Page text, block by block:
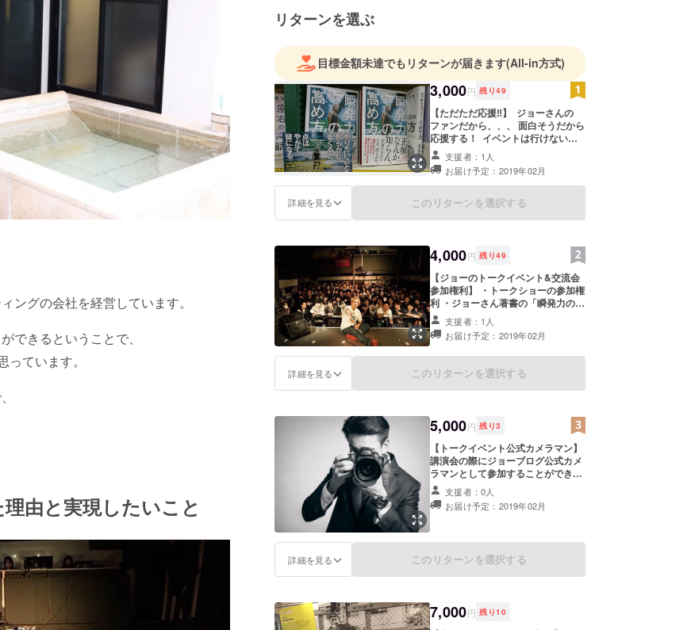
ングの会社を経営しています。
できるということで、
ています。
由と実現したいこと
リターンを選ぶ
目標金額未達でもリターンが届きます(All-in方式)
3,000円 残り49
【ただただ応援‼】 ジョーさんの
ファンだから、、、 面白そうだから
応援する！ イベントは行けないけ
ど支援はしたい！ もし、そんな方が
いたら嬉しいです。 ※僕からお礼の
手紙をお送りさせていただきます。
支援者：1人
お届け予定：2019年02月
詳細を見る このリターンを選択する
4,000円 残り49
【ジョーのトークイベント&交流会
参加権利】 ・トークショーの参加権
利 ・ジョーさん著書の「瞬発力の高
め方」1冊プレゼント(1500円相当)
・イベントオリジナルステッカー ※
当日手渡しでお渡しいたします。
支援者：1人
お届け予定：2019年02月
詳細を見る このリターンを選択する
5,000円 残り3
【トークイベント公式カメラマン】
講演会の際にジョーブログ公式カメ
ラマンとして参加することができる
権利です。 フリーランスでやられて
いる方は宣伝になるのではないかと
思います。 写真等SNSで拡散・紹介
支援者：0人
お届け予定：2019年02月
詳細を見る このリターンを選択する
7,000円 残り10